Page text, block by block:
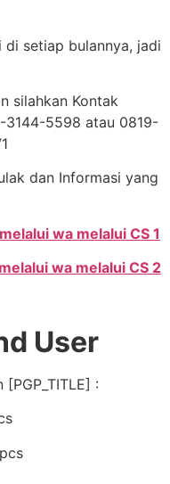
di setiap bulannya, jadi
silahkan Kontak
3144-5598 atau 0819-
dan Informasi yang
wa melalui CS 1
wa melalui CS 2
User
: